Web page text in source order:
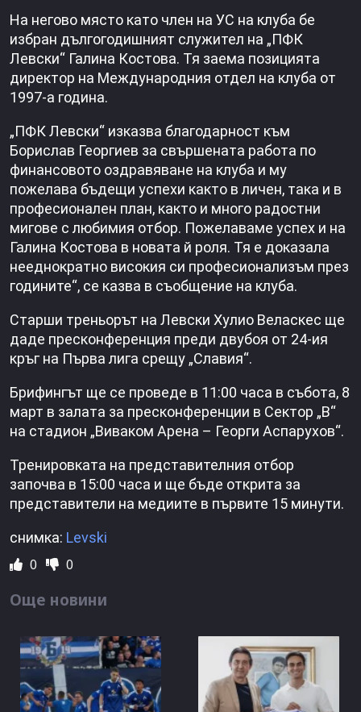
На негово място като член на УС на клуба бе
избран дългогодишният служител на „ПФК
Левски“ Галина Костова. Тя заема позицията
директор на Международния отдел на клуба от
1997-а година.
„ПФК Левски“ изказва благодарност към
Борислав Георгиев за свършената работа по
финансовото оздравяване на клуба и му
пожелава бъдещи успехи както в личен, така и в
професионален план, както и много радостни
мигове с любимия отбор. Пожелаваме успех и на
Галина Костова в новата й роля. Тя е доказала
нееднократно високия си професионализъм през
годините“, се казва в съобщение на клуба.
Старши треньорът на Левски Хулио Веласкес ще
даде пресконференция преди двубоя от 24-ия
кръг на Първа лига срещу „Славия“.
Брифингът ще се проведе в 11:00 часа в събота, 8
март в залата за пресконференции в Сектор „В“
на стадион „Виваком Арена – Георги Аспарухов“.
Тренировката на представителния отбор
започва в 15:00 часа и ще бъде открита за
представители на медиите в първите 15 минути.
снимка: Levski
0 0
Още новини